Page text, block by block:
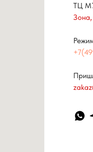
ТЦ